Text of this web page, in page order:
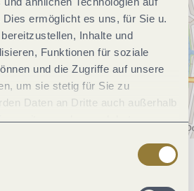
ermöglicht es uns, für Sie u.
Inhalte und
Funktionen für soziale
und die Zugriffe auf unsere
um sie stetig für Sie zu
Daten an Dritte auch außerhalb
weitergegeben und dort
Mit der Auswahl "Alle
Beeinträchtigungen in der Nutzung
Informationen